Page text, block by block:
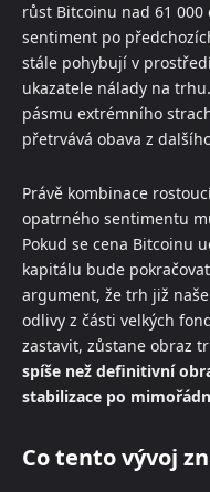
růst Bitcoinu nad 61
sentiment po
stále pohybují v
ukazatele nálady na
pásmu extrémního
přetrvává obava z
Právě kombinace
opatrného sentimentu
Pokud se cena Bitcoinu
kapitálu bude
argument, že trh již
odlivy z části velkých
zastavit, zůstane obraz
spíše než definitivní
stabilizace po
Co tento vývoj